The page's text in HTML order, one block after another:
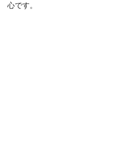
心です。